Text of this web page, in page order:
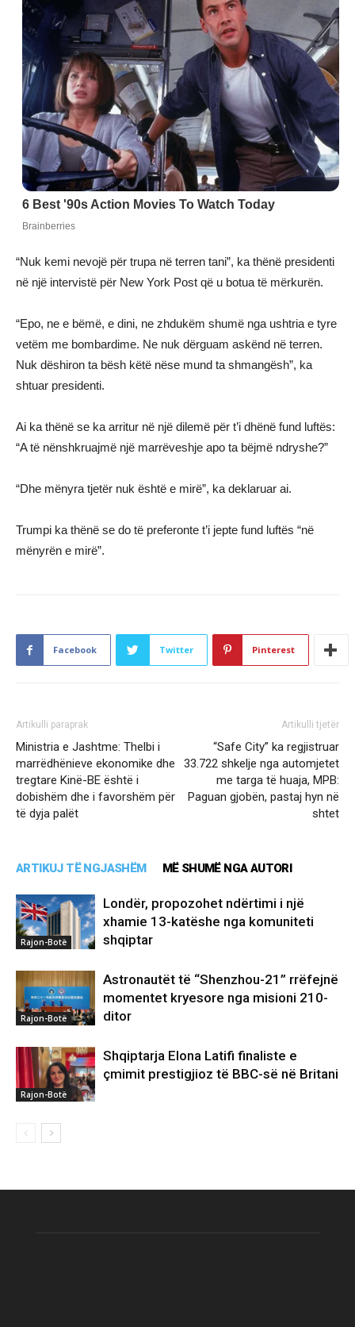
“Nuk kemi nevojë për trupa në terren tani”, ka thënë presidenti
në një intervistë për New York Post që u botua të mërkurën.
“Epo, ne e bëmë, e dini, ne zhdukëm shumë nga ushtria e tyre
vetëm me bombardime. Ne nuk dërguam askënd në terren.
Nuk dëshiron ta bësh këtë nëse mund ta shmangësh”, ka
shtuar presidenti.
Ai ka thënë se ka arritur në një dilemë për t’i dhënë fund luftës:
“A të nënshkruajmë një marrëveshje apo ta bëjmë ndryshe?”
“Dhe mënyra tjetër nuk është e mirë”, ka deklaruar ai.
Trumpi ka thënë se do të preferonte t’i jepte fund luftës “në
mënyrën e mirë”.
Facebook Twitter Pinterest
Artikulli paraprak
Ministria e Jashtme: Thelbi i
marrëdhënieve ekonomike dhe
tregtare Kinë-BE është i
dobishëm dhe i favorshëm për
të dyja palët
Artikulli tjetër
“Safe City” ka regjistruar
33.722 shkelje nga automjetet
me targa të huaja, MPB:
Paguan gjobën, pastaj hyn në
shtet
ARTIKUJ TË NGJASHËM MË SHUMË NGA AUTORI
Rajon-Botë
Londër, propozohet ndërtimi i një
xhamie 13-katëshe nga komuniteti
shqiptar
Rajon-Botë
Astronautët të “Shenzhou-21” rrëfejnë
momentet kryesore nga misioni 210-
ditor
Rajon-Botë
Shqiptarja Elona Latifi finaliste e
çmimit prestigjioz të BBC-së në Britani